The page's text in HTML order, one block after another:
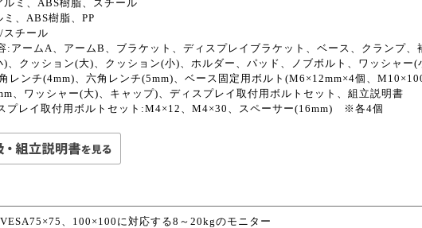
ルミ、ABS樹脂、スチール
、ABS樹脂、PP
スチール
:アームA、アームB、ブラケット、ディスプレイブラケット、ベース、クランプ、
)、クッション(大)、クッション(小)、ホルダー、パッド、ノブボルト、ワッシャー(
レンチ(4mm)、六角レンチ(5mm)、ベース固定用ボルト(M6×12mm×4個、
、ワッシャー(大)、キャップ)、ディスプレイ取付用ボルトセット、組立説明書
プレイ取付用ボルトセット:M4×12、M4×30、スペーサー(16mm) ※各4個
、100×100に対応する8～20kgのモニター